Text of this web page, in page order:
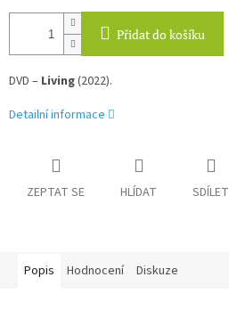
Přidat do košíku
DVD – Living(2022).
Detailní informace
ZEPTAT SE HLÍDAT SDÍLET
Popis Hodnocení Diskuze